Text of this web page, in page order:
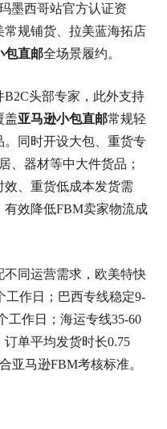
墨西哥站官方认证资
常规铺货、拉美蓝海拓店
包直邮全场景履约。
B2C头部专家，此外支持
盖亚马逊小包直邮常规轻
同时开设大包、重货专
、器材等中大件货品；
、重货低成本发货需
效降低FBM卖家物流成
同运营需求，欧美特快
工作日；巴西专线稳定9-
工作日；海运专线35-60
单平均发货时长0.75
亚马逊FBM考核标准。